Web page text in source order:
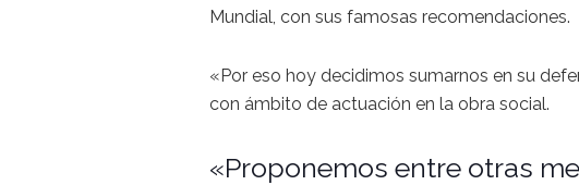
Mundial, con sus famosas recomendaciones.
«Por eso hoy decidimos sumarnos en su
con ámbito de actuación en la obra social.
«Proponemos entre otras